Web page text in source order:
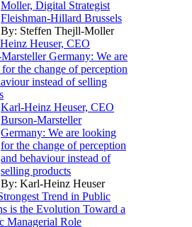
Moller, Digital Strategist
Fleishman-Hillard Brussels
By: Steffen Thejll-Moller
Karl-Heinz Heuser, CEO
Burson-Marsteller
Germany: We are looking
for the change of perception
and behaviour instead of
selling products
By: Karl-Heinz Heuser